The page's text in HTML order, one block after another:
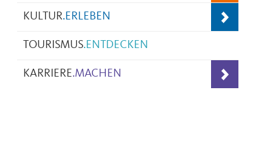
KULTUR.ERLEBEN
TOURISMUS.ENTDECKEN
KARRIERE.MACHEN